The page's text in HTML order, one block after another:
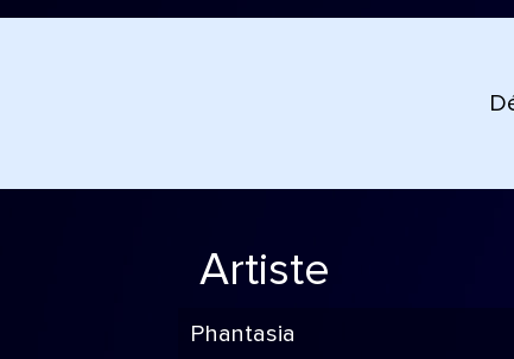
Artiste
Phantasia